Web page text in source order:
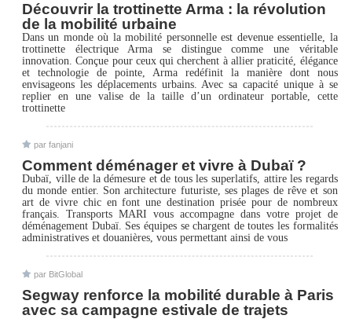
Découvrir la trottinette Arma : la révolution
de la mobilité urbaine
Dans un monde où la mobilité personnelle est devenue essentielle, la
trottinette électrique Arma se distingue comme une véritable
innovation. Conçue pour ceux qui cherchent à allier praticité, élégance
et technologie de pointe, Arma redéfinit la manière dont nous
envisageons les déplacements urbains. Avec sa capacité unique à se
replier en une valise de la taille d’un ordinateur portable, cette
trottinette
par fanjani
Comment déménager et vivre à Dubaï ?
Dubaï, ville de la démesure et de tous les superlatifs, attire les regards
du monde entier. Son architecture futuriste, ses plages de rêve et son
art de vivre chic en font une destination prisée pour de nombreux
français. Transports MARI vous accompagne dans votre projet de
déménagement Dubaï. Ses équipes se chargent de toutes les formalités
administratives et douanières, vous permettant ainsi de vous
par BitGlobal
Segway renforce la mobilité durable à Paris
avec sa campagne estivale de trajets